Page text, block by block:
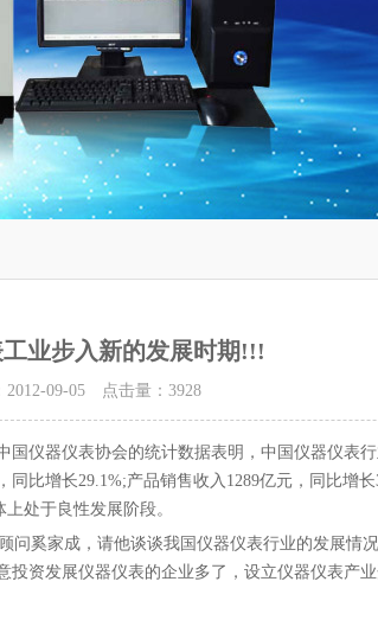
业步入新的发展时期!!!
2012-09-05 点击量： 3928
仪器仪表协会的统计数据表明，中国仪器仪表
同比增长29.1%;产品销售收入1289亿元，同比增
处于良性发展阶段。
奚家成，请他谈谈我国仪器仪表行业的发展情
资发展仪器仪表的企业多了，设立仪器仪表产